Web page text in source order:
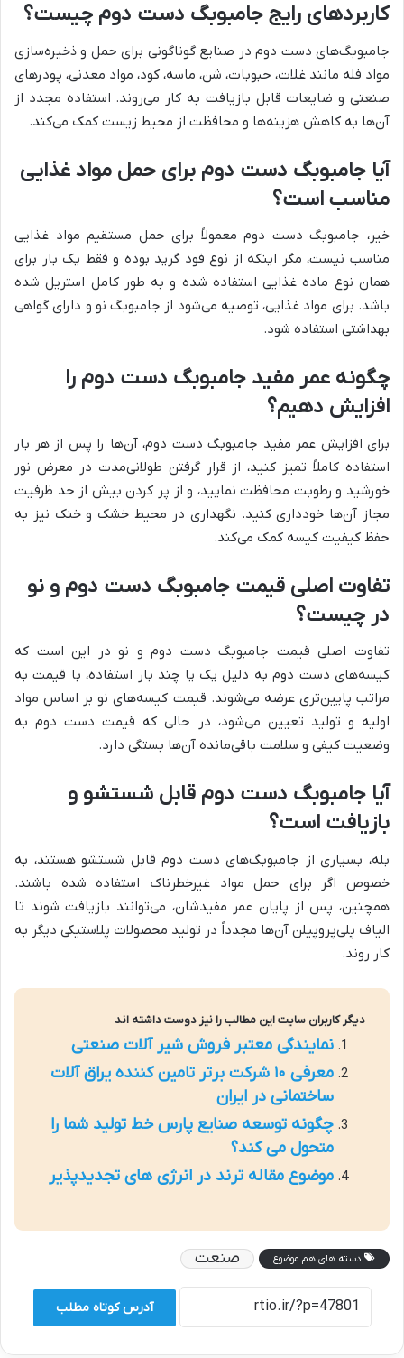
کاربردهای رایج جامبوبگ دست دوم چیست؟
جامبوبگ‌های دست دوم در صنایع گوناگونی برای حمل و ذخیره‌سازی
مواد فله مانند غلات، حبوبات، شن، ماسه، کود، مواد معدنی، پودرهای
صنعتی و ضایعات قابل بازیافت به کار می‌روند. استفاده مجدد از
آن‌ها به کاهش هزینه‌ها و محافظت از محیط زیست کمک می‌کند.
آیا جامبوبگ دست دوم برای حمل مواد غذایی
مناسب است؟
خیر، جامبوبگ دست دوم معمولاً برای حمل مستقیم مواد غذایی
مناسب نیست، مگر اینکه از نوع فود گرید بوده و فقط یک بار برای
همان نوع ماده غذایی استفاده شده و به طور کامل استریل شده
باشد. برای مواد غذایی، توصیه می‌شود از جامبوبگ نو و دارای گواهی
بهداشتی استفاده شود.
چگونه عمر مفید جامبوبگ دست دوم را
افزایش دهیم؟
برای افزایش عمر مفید جامبوبگ دست دوم، آن‌ها را پس از هر بار
استفاده کاملاً تمیز کنید، از قرار گرفتن طولانی‌مدت در معرض نور
خورشید و رطوبت محافظت نمایید، و از پر کردن بیش از حد ظرفیت
مجاز آن‌ها خودداری کنید. نگهداری در محیط خشک و خنک نیز به
حفظ کیفیت کیسه کمک می‌کند.
تفاوت اصلی قیمت جامبوبگ دست دوم و نو
در چیست؟
تفاوت اصلی قیمت جامبوبگ دست دوم و نو در این است که
کیسه‌های دست دوم به دلیل یک یا چند بار استفاده، با قیمت به
مراتب پایین‌تری عرضه می‌شوند. قیمت کیسه‌های نو بر اساس مواد
اولیه و تولید تعیین می‌شود، در حالی که قیمت دست دوم به
وضعیت کیفی و سلامت باقی‌مانده آن‌ها بستگی دارد.
آیا جامبوبگ دست دوم قابل شستشو و
بازیافت است؟
بله، بسیاری از جامبوبگ‌های دست دوم قابل شستشو هستند، به
خصوص اگر برای حمل مواد غیرخطرناک استفاده شده باشند.
همچنین، پس از پایان عمر مفیدشان، می‌توانند بازیافت شوند تا
الیاف پلی‌پروپیلن آن‌ها مجدداً در تولید محصولات پلاستیکی دیگر به
کار روند.
دیگر کاربران سایت این مطالب را نیز دوست داشته اند
نمایندگی معتبر فروش شیر آلات صنعتی
معرفی ۱۰ شرکت برتر تامین کننده یراق آلات
ساختمانی در ایران
چگونه توسعه صنایع پارس خط تولید شما را
متحول می کند؟
موضوع مقاله ترند در انرژی های تجدیدپذیر
دسته های هم موضوع صنعت
آدرس کوتاه مطلب